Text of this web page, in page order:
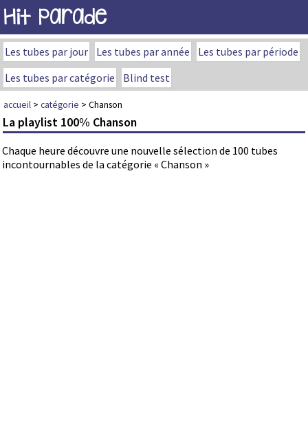
Hit Parade
Les tubes par jour Les tubes par année
Les tubes par période
Les tubes par catégorie
Blind test
accueil > catégorie > Chanson
La playlist 100% Chanson
Chaque heure découvre une nouvelle sélection de 100 tubes
incontournables de la catégorie « Chanson »